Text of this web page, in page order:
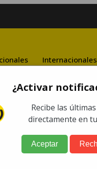
Internacionales
en
se
¿Activar
Recibe las
directamente en
Aceptar